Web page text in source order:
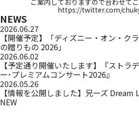
ご案内しておりますので合わせてご
https://twitter.com/
NEWS
2026.06.27
【開催予定】「ディズニー・オン・ク
の贈りもの 2026」
2026.06.02
【予定通り開催いたします】『ストラ
ー･プレミアムコンサート2026』
2026.05.26
【情報を公開しました】兄ーズ
NEW